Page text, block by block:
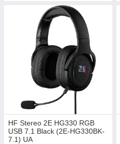
HF Stereo 2E HG330 RGB
USB 7.1 Black (2E-HG330BK-
7.1) UA